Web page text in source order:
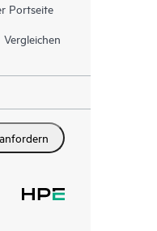
Portseite
Vergleichen